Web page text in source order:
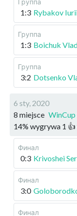
Группа
1:3 Rybakov
Группа
1:3 Boichuk
Группа
3:2 Dotsenko
6 sty, 2020
8 miejsce
14% wygrywa 1 👍
Финал
0:3 Krivoshei
Финал
3:0
Финал